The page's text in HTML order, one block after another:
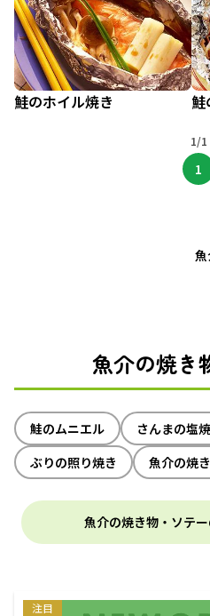
鮭のホイル焼き 鮭
1/1
1
魚介の焼き
鮭のムニエル さんまの塩
ぶりの照り焼き
魚介の焼
魚介の焼き物・ソテ
注目